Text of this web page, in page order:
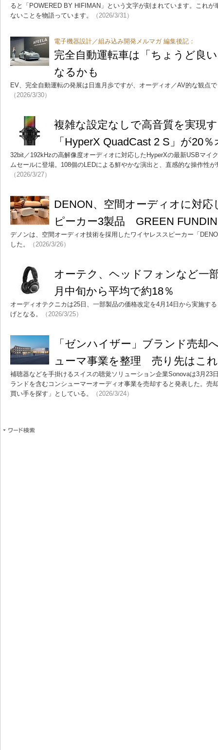
ると「POWERED BY HIFIMAN」という文字が刻まれています。これが
ないことを物語っています。
（2026/3/31）
電子機器設計／組み込み開発メルマガ 編集後記：
完全自動運転車は「ちょうど良
なるかも
EV、完全自動運転の発展は日進月歩ですが、オーディオ／AV的な観点
（2026/3/30）
複雑な設定なしで高音質を実現
「HyperX QuadCast 2 S」が20
32bit／192kHzの高解像度オーディオに対応したHyperXの最新USBマイ
ムセールに登場。108個のLEDによる鮮やかな演出と、直感的な操作性
（2026/3/27）
DENON、空間オーディオに対
ピーカー3製品 GREEN
デノンは、空間オーディオ技術を採用したワイヤレススピーカー「
した。
（2026/3/26）
オーテク、ヘッドフォンなど一
月中旬から平均で約18％
オーディオテクニカは25日、一部製品の価格改定を4月14日から実施す
げとなる。
（2026/3/25）
「ゼンハイザー」ブランド売
ューマ事業を整理 売り先はこ
補聴器などを手掛けるスイスの聴覚ソリューション企業Sonovaは3月23
ランドを含むコンシューマーオーディオ事業を売却すると発表した。売
買い手を探す」としている。
（2026/3/24）